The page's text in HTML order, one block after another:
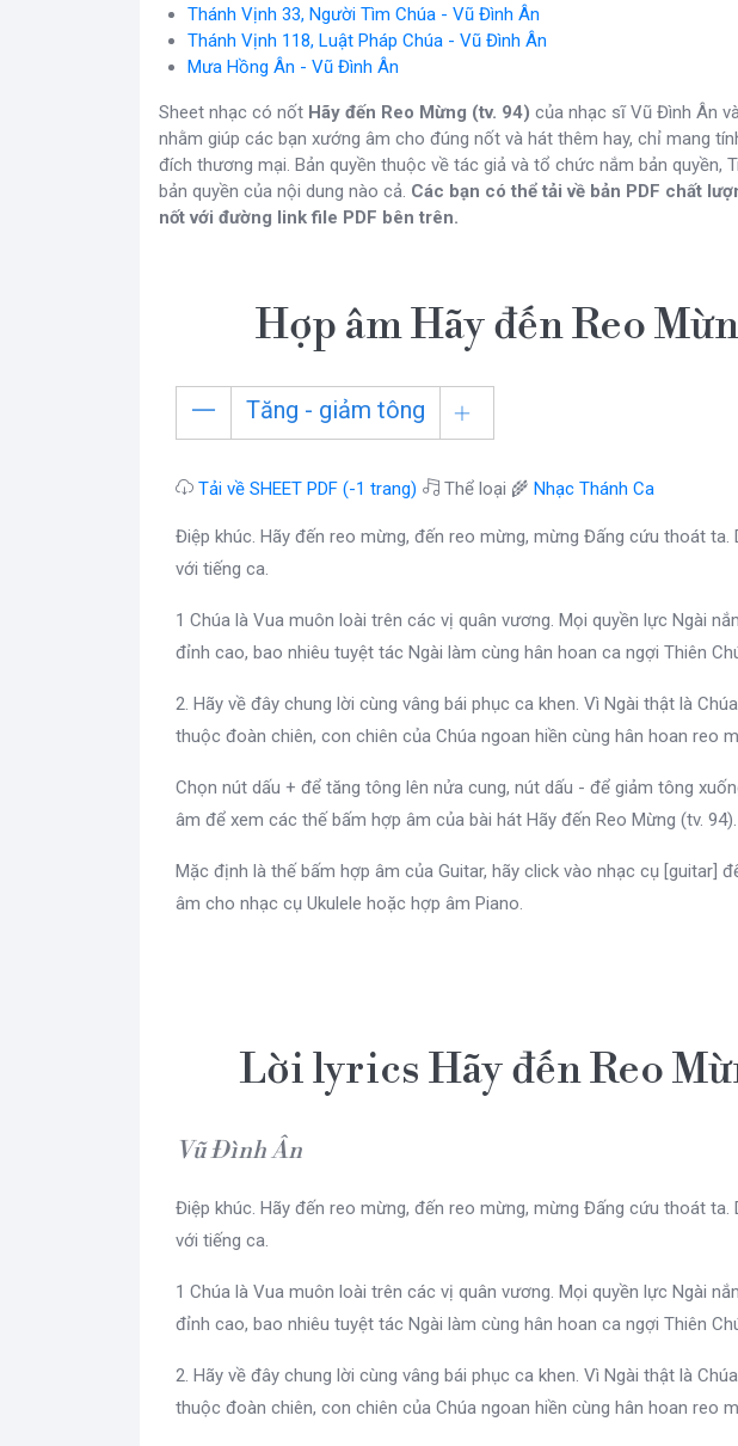
Thánh Vịnh 33, Người Tìm Chúa - Vũ Đình Ân
Thánh Vịnh 118, Luật Pháp Chúa - Vũ Đình Ân
Mưa Hồng Ân - Vũ Đình Ân
Sheet nhạc có nốt Hãy đến Reo Mừng (tv. 94) của nhạc sĩ Vũ Đình Ân
nhằm giúp các bạn xướng âm cho đúng nốt và hát thêm hay, chỉ mang
đích thương mại. Bản quyền thuộc về tác giả và tổ chức nắm bản quyền,
bản quyền của nội dung nào cả. Các bạn có thể tải về bản PDF chất
nốt với đường link file PDF bên trên.
Hợp âm Hãy đến Reo
Tăng - giảm tông
Tải về SHEET PDF (-1 trang) Thể loại 🌾 Nhạc Thánh Ca
Điệp khúc. Hãy đến reo mừng, đến reo mừng, mừng Đấng cứu thoát ta.
với tiếng ca.
1 Chúa là Vua muôn loài trên các vị quân vương. Mọi quyền lực Ngài
đỉnh cao, bao nhiêu tuyệt tác Ngài làm cùng hân hoan ca ngợi Thiên
2. Hãy về đây chung lời cùng vâng bái phục ca khen. Vì Ngài thật là
thuộc đoàn chiên, con chiên của Chúa ngoan hiền cùng hân hoan reo
Chọn nút dấu + để tăng tông lên nửa cung, nút dấu - để giảm tông
âm để xem các thế bấm hợp âm của bài hát Hãy đến Reo Mừng (tv. 94).
Mặc định là thế bấm hợp âm của Guitar, hãy click vào nhạc cụ [guitar]
âm cho nhạc cụ Ukulele hoặc hợp âm Piano.
Lời lyrics Hãy đến Reo
Vũ Đình Ân
Điệp khúc. Hãy đến reo mừng, đến reo mừng, mừng Đấng cứu thoát ta.
với tiếng ca.
1 Chúa là Vua muôn loài trên các vị quân vương. Mọi quyền lực Ngài
đỉnh cao, bao nhiêu tuyệt tác Ngài làm cùng hân hoan ca ngợi Thiên
2. Hãy về đây chung lời cùng vâng bái phục ca khen. Vì Ngài thật là
thuộc đoàn chiên, con chiên của Chúa ngoan hiền cùng hân hoan reo